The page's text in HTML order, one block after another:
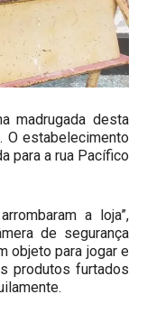
madrugada desta
O estabelecimento
para a rua Pacífico
a loja”,
de segurança
objeto para jogar e
produtos furtados